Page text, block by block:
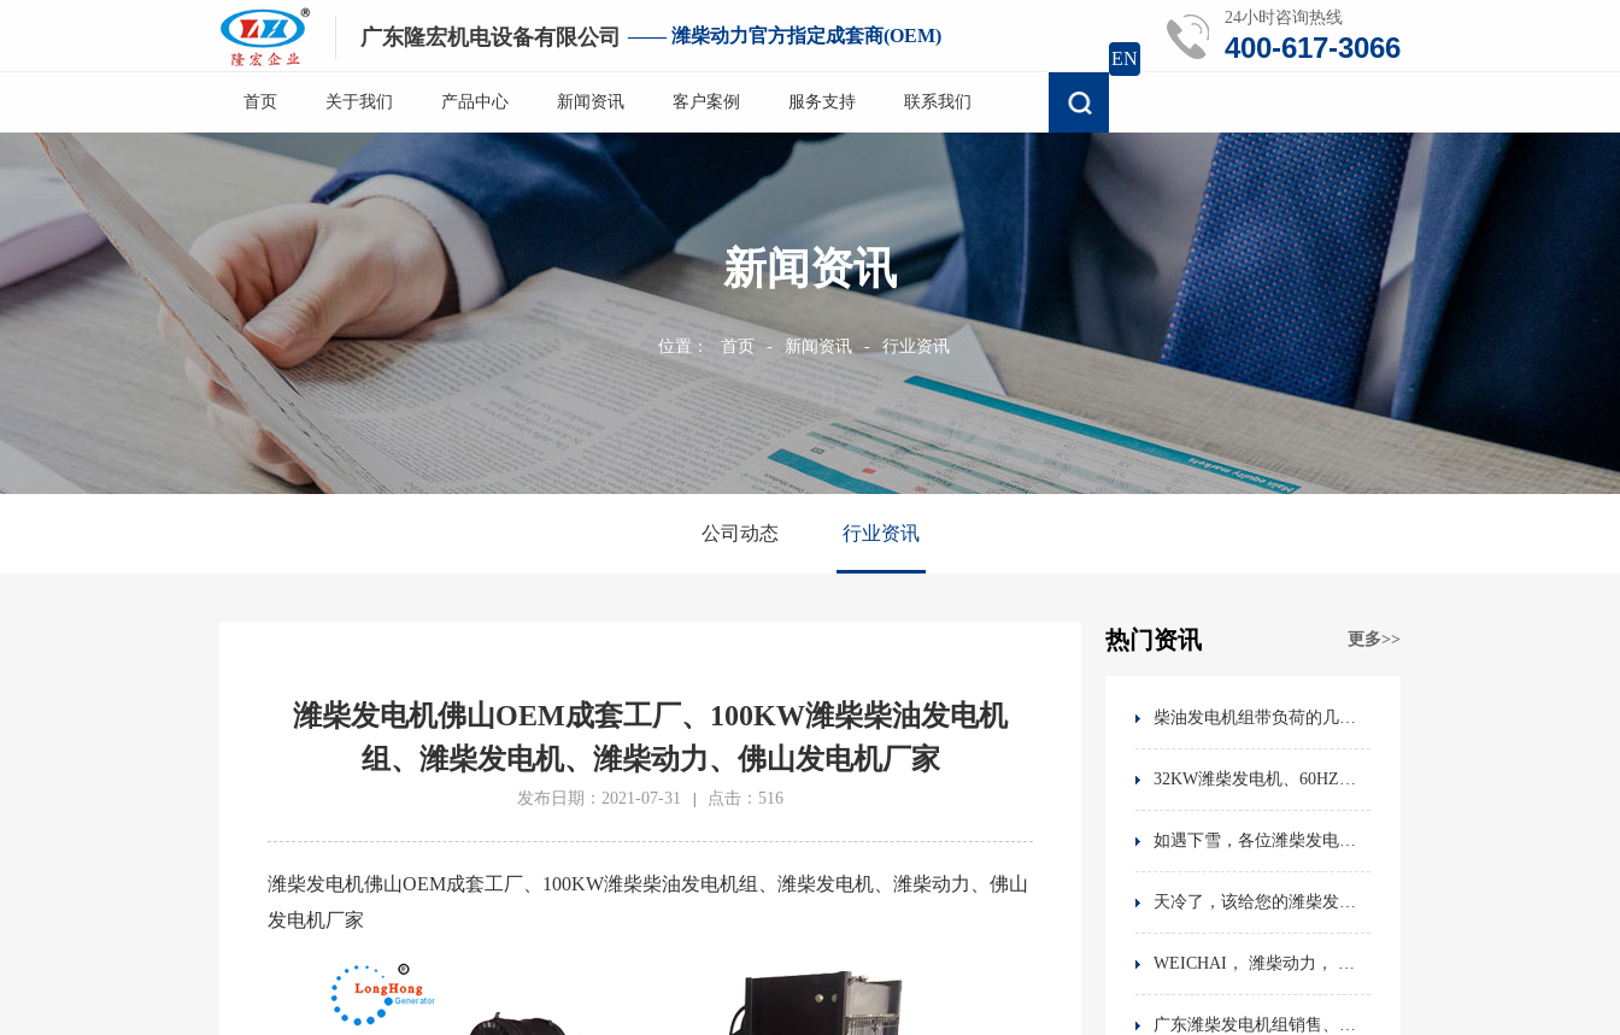
广东隆宏机电设备有限公司
—— 潍柴动力官方指定成套商(OEM)
EN
24小时咨询热线
400-617-3066
首页 关于我们 产品中心 新闻资讯 客户案例 服务支持 联系我们
新闻资讯
位置： 首页 - 新闻资讯 - 行业资讯
公司动态 行业资讯
潍柴发电机佛山OEM成套工厂、100KW潍柴柴油发电机
组、潍柴发电机、潍柴动力、佛山发电机厂家
发布日期：2021-07-31 点击：516
潍柴发电机佛山OEM成套工厂、100KW潍柴柴油发电机组、潍柴发电机、潍柴动力、佛山
发电机厂家
热门资讯 更多>>
柴油发电机组带负荷的几个问题
32KW潍柴发电机、60HZ、出口潍柴柴油发电机组、潍柴技术参数
如遇下雪，各位潍柴发电机组主要注意的事项
天冷了，该给您的潍柴发电机组换防冻液了
WEICHAI， 潍柴动力， 潍柴发电机，潍柴动力简介，潍柴中国制造，潍柴实力
广东潍柴发电机组销售、佛山潍柴动力销售地址、电话